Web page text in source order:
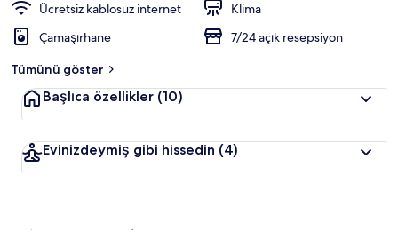
Ücretsiz kablosuz internet
Klima
Çamaşırhane
7/24 açık resepsiyon
Tümünü göster
Başlıca özellikler (10)
Evinizdeymiş gibi hissedin (4)